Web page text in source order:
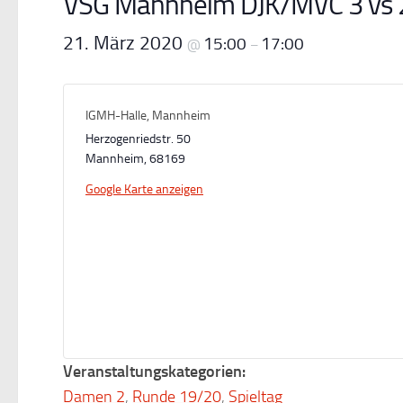
21. März 2020 @ 15:00 – 17:00
IGMH-Halle, Mannheim
Herzogenriedstr. 50
Mannheim,68169
Google Karte anzeigen
Veranstaltungskategorien:
Damen 2, Runde 19/20, Spieltag